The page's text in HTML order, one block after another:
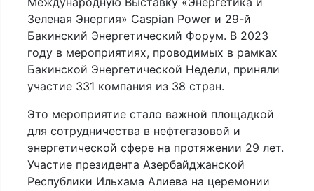
Зеленая Энергия» Caspian Power и 29-й
Бакинский Энергетический Форум. В 2023
году в мероприятиях, проводимых в рамках
Бакинской Энергетической Недели, приняли
участие 331 компания из 38 стран.
Это мероприятие стало важной площадкой
для сотрудничества в нефтегазовой и
энергетической сфере на протяжении 29 лет.
Участие президента Азербайджанской
Республики Ильхама Алиева на церемонии